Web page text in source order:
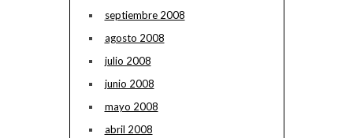
septiembre 2008
agosto 2008
julio 2008
junio 2008
mayo 2008
abril 2008